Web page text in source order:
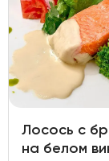
Лосось с
на белом